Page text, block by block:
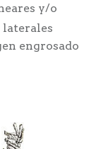
y/o
engrosado